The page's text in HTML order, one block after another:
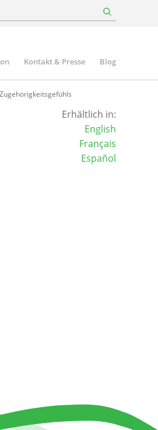
Kontakt & Presse Blog
Erhältlich in:
English
Français
Español